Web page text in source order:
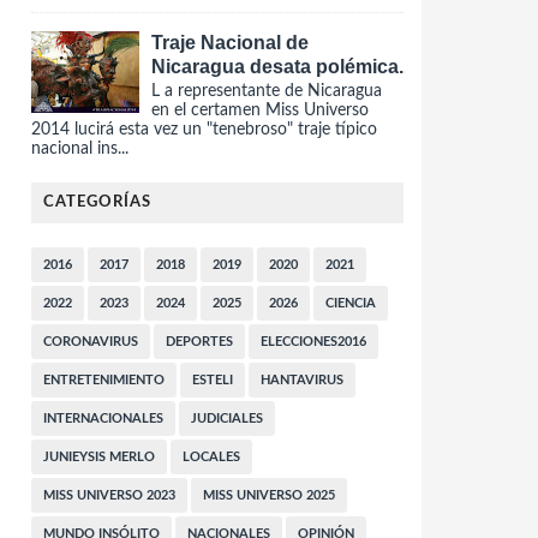
Traje Nacional de
Nicaragua desata polémica.
L a representante de Nicaragua
en el certamen Miss Universo
2014 lucirá esta vez un "tenebroso" traje típico
nacional ins...
CATEGORÍAS
2016 2017 2018 2019 2020 2021
2022 2023 2024 2025 2026 CIENCIA
CORONAVIRUS DEPORTES ELECCIONES2016
ENTRETENIMIENTO ESTELI HANTAVIRUS
INTERNACIONALES JUDICIALES
JUNIEYSIS MERLO LOCALES
MISS UNIVERSO 2023 MISS UNIVERSO 2025
MUNDO INSÓLITO NACIONALES OPINIÓN